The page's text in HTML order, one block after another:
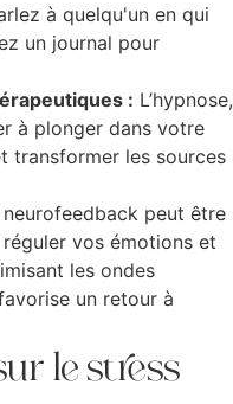
à quelqu'un en qui
un journal pour
: L’hypnose,
à plonger dans votre
transformer les sources
neurofeedback peut être
vos émotions et
les ondes
un retour à
le stress